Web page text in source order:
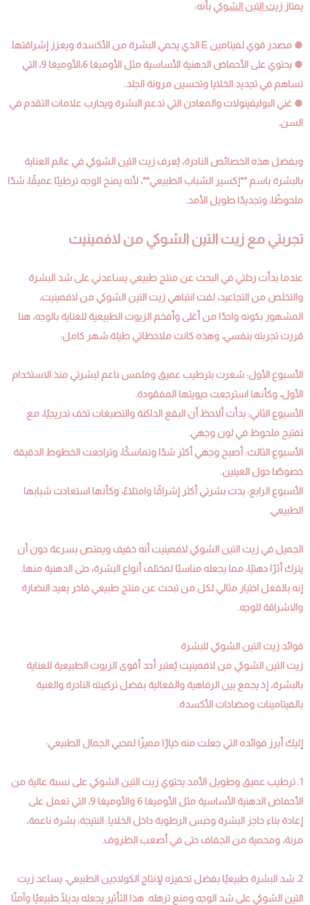
يمتاز زيت التين الشوكي بأنه:
● مصدر قوي لفيتامين E الذي يحمي البشرة من الأكسدة ويعزز إشراقتها.
● يحتوي على الأحماض الدهنية الأساسية مثل الأوميغا 6،الأوميغا 9، التي
تساهم في تجديد الخلايا وتحسين مرونة الجلد.
● غني البوليفينولات والمعادن التي تدعم البشرة ويحارب علامات التقدم في
السن.
وبفضل هذه الخصائص النادرة، يُعرف زيت التين الشوكي في عالم العناية
بالبشرة باسم **إكسير الشباب الطبيعي**، لأنه يمنح الوجه ترطيبًا عميقًا، شدًا
ملحوظًا، وتجديدًا طويل الأمد.
تجربتي مع زيت التين الشوكي من لافمينيت
عندما بدأت رحلتي في البحث عن منتج طبيعي يساعدني على شد البشرة
والتخلص من التجاعيد، لفت انتباهي زيت التين الشوكي من لافمينيت،
المشهور بكونه واحدًا من أغلى وأفخم الزيوت الطبيعية للعناية بالوجه، هنا
قررت تجربته بنفسي، وهذه كانت ملاحظاتي طيلة شهر كامل:
الأسبوع الأول: شعرت بترطيب عميق وملمس ناعم لبشرتي منذ الاستخدام
الأول، وكأنها استرجعت حيويتها المفقودة.
الأسبوع الثاني: بدأت ألاحظ أن البقع الداكنة والتصبغات تخف تدريجيًا، مع
تفتيح ملحوظ في لون وجهي.
الأسبوع الثالث: أصبح وجهي أكثر شدًا وتماسكًا، وتراجعت الخطوط الدقيقة
خصوصًا حول العينين.
الأسبوع الرابع: بدت بشرتي أكثر إشراقًا وامتلاءً، وكأنها استعادت شبابها
الطبيعي.
الجميل في زيت التين الشوكي لافمينيت أنه خفيف ويمتص بسرعة دون أن
يترك أثرًا دهنيًا، مما يجعله مناسبًا لمختلف أنواع البشرة، حتى الدهنية منها.
إنه بالفعل اختيار مثالي لكل من تبحث عن منتج طبيعي فاخر يعيد النضارة
والاشراقة للوجه.
فوائد زيت التين الشوكي للبشرة
زيت التين الشوكي من لافمينيت يُعتبر أحد أقوى الزيوت الطبيعية للعناية
بالبشرة، إذ يجمع بين الرفاهية والفعالية بفضل تركيبته النادرة والغنية
بالفيتامينات ومضادات الأكسدة.
إليك أبرز فوائده التي جعلت منه خيارًا مميزًا لمحبي الجمال الطبيعي:
1. ترطيب عميق وطويل الأمد يحتوي زيت التين الشوكي على نسبة عالية من
الأحماض الدهنية الأساسية مثل الأوميغا 6 والأوميغا 9، التي تعمل على
إعادة بناء حاجز البشرة وحبس الرطوبة داخل الخلايا. النتيجة: بشرة ناعمة،
مرنة، ومحمية من الجفاف حتى في أصعب الظروف.
2. شد البشرة طبيعيًا بفضل تحفيزه لإنتاج الكولاجين الطبيعي، يساعد زيت
التين الشوكي على شد الوجه ومنع ترهله. هذا التأثير يجعله بديلًا طبيعيًا وآمنًا